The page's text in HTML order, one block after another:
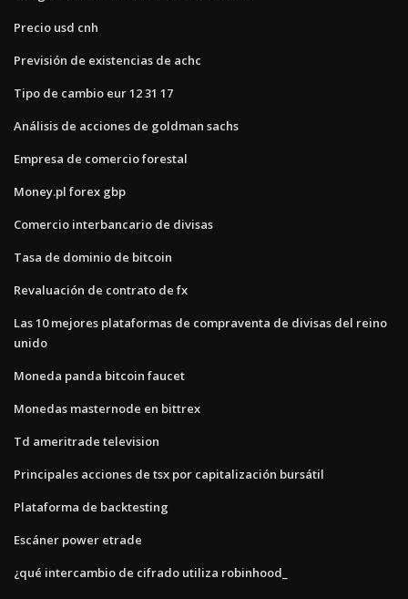
Precio usd cnh
Previsión de existencias de achc
Tipo de cambio eur 12 31 17
Análisis de acciones de goldman sachs
Empresa de comercio forestal
Money.pl forex gbp
Comercio interbancario de divisas
Tasa de dominio de bitcoin
Revaluación de contrato de fx
Las 10 mejores plataformas de compraventa de divisas del reino
unido
Moneda panda bitcoin faucet
Monedas masternode en bittrex
Td ameritrade television
Principales acciones de tsx por capitalización bursátil
Plataforma de backtesting
Escáner power etrade
¿qué intercambio de cifrado utiliza robinhood_